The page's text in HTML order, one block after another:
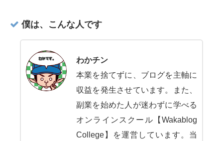
僕は、こんな人です
わかチン
本業を捨てずに、ブログを主軸に
収益を発生させています。また、
副業を始めた人が迷わずに学べる
オンラインスクール【Wakablog
College】を運営しています。当